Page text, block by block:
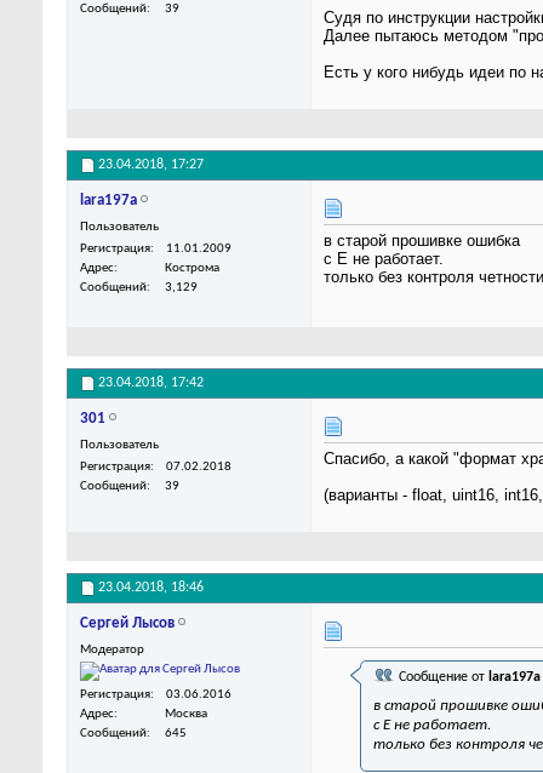
Сообщений
39
Судя по инструкции
Далее пытаюсь методом
Есть у кого нибудь идеи по
23.04.2018, 17:27
lara197a
Пользователь
Регистрация
11.01.2009
Адрес
Кострома
Сообщений
3,129
в старой прошивке ошибка
с Е не работает.
только без контроля
23.04.2018, 17:42
301
Пользователь
Регистрация
07.02.2018
Сообщений
39
Спасибо, а какой "формат
(варианты - float, uint16,
23.04.2018, 18:46
Сергей Лысов
Модератор
Регистрация
03.06.2016
Адрес
Москва
Сообщений
645
Сообщение от lara197a
в старой прошивке
с Е не работает.
только без контроля